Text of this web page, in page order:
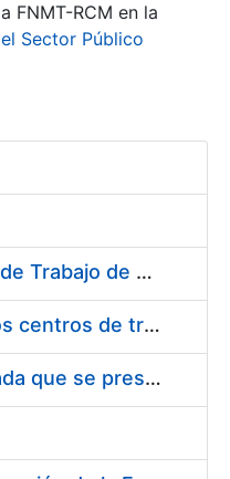
FNMT-RCM en la
Sector Público
Suministro de Protectores Auditivos a medida para las personas trabajadoras de los Centros de Trabajo de Madrid y Burgos
Suministro de gafas graduadas antiproyecciones para los trabajadores de la FNMT-RCM en los centros de trabajo de Madrid y Burgos
Servicios de una empresa externa para el asesoramiento y resolución de los recursos de alzada que se presentan relacionados con procesos de selección para la FNMT-RCM